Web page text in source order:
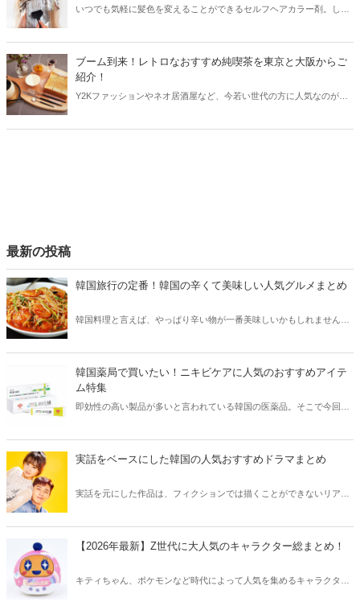
いつでも気軽に髪色を変えることができるセルフヘアカラー剤。しか
ジが少ない染め方のコツをご紹介します！
ブーム到来！レトロなおすすめ純喫茶を東京と大阪からご
紹介！
Y2Kファッションやネオ居酒屋など、今若い世代の方に人気なのが
最新の投稿
韓国旅行の定番！韓国の辛くて美味しい人気グルメまとめ
韓国料理と言えば、やっぱり辛い物が一番美味しいかもしれません。
方も必見です。
韓国薬局で買いたい！ニキビケアに人気のおすすめアイテ
ム特集
即効性の高い製品が多いと言われている韓国の医薬品。そこで今回は
う。
実話をベースにした韓国の人気おすすめドラマまとめ
実話を元にした作品は、フィクションでは描くことができないリアル
【2026年最新】Z世代に大人気のキャラクター総まとめ！
キティちゃん、ポケモンなど時代によって人気を集めるキャラクター